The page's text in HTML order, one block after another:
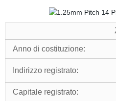
ZHEJIANG
Anno di costituzione:
Indirizzo registrato:
Capitale registrato: